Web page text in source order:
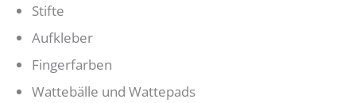
Stifte
Aufkleber
Fingerfarben
Wattebälle und Wattepads